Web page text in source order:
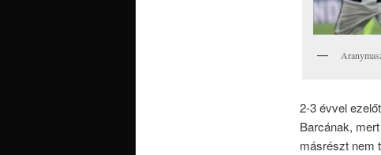
2-3 évvel
Barcának,
másrészt nem